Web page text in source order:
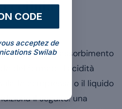
cellula
digestione, l’assorbimento
del formato, l’acidità
la compressa o il liquido
il seguito: una
CODE
acceptez de
Swilab